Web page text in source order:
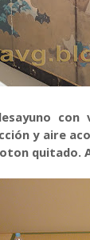
y aire
quitado.